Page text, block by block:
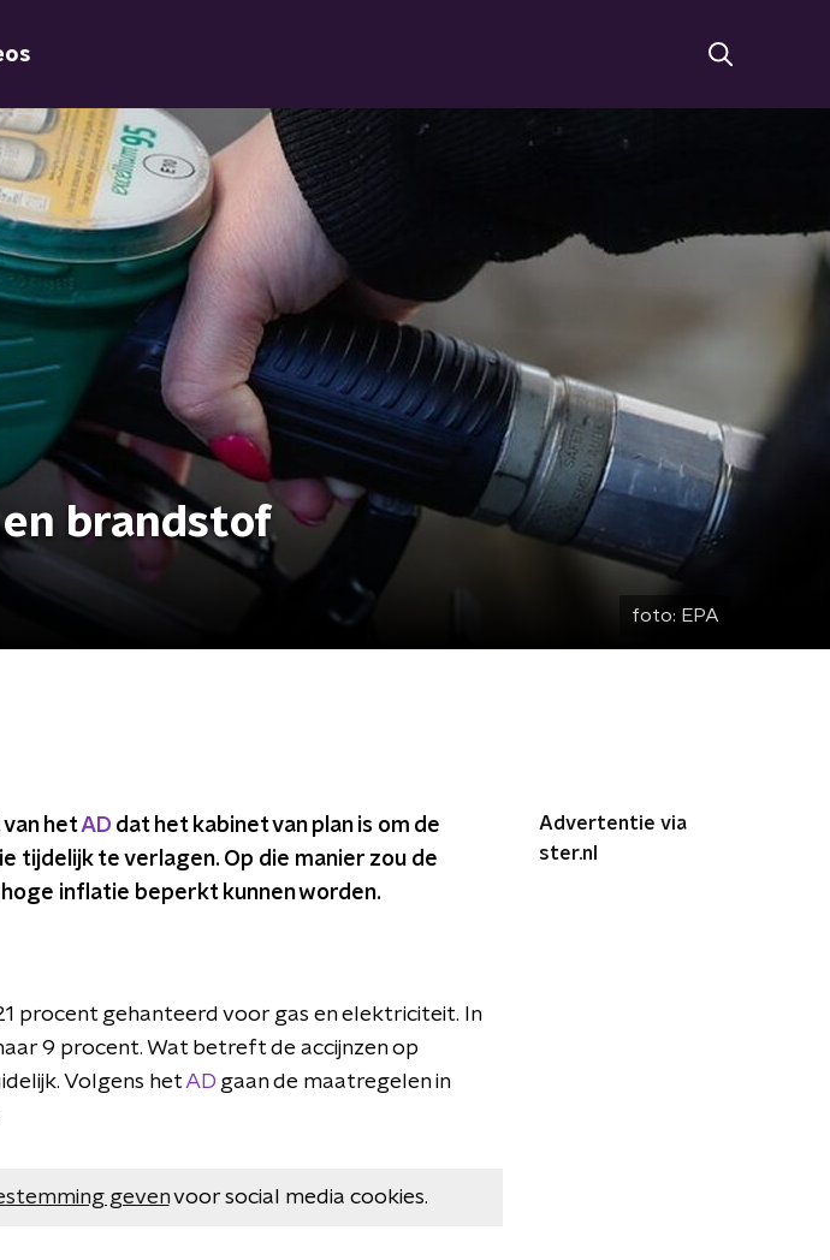
brandstof
foto: EPA
hetAD dat het kabinet van plan is om de
tijdelijk te verlagen. Op die manier zou de
inflatie beperkt kunnen worden.
procent gehanteerd voor gas en elektriciteit. In
9 procent. Wat betreft de accijnzen op
Volgens hetAD gaan de maatregelen in
gevenvoor social media cookies.
Advertentie via
ster.nl